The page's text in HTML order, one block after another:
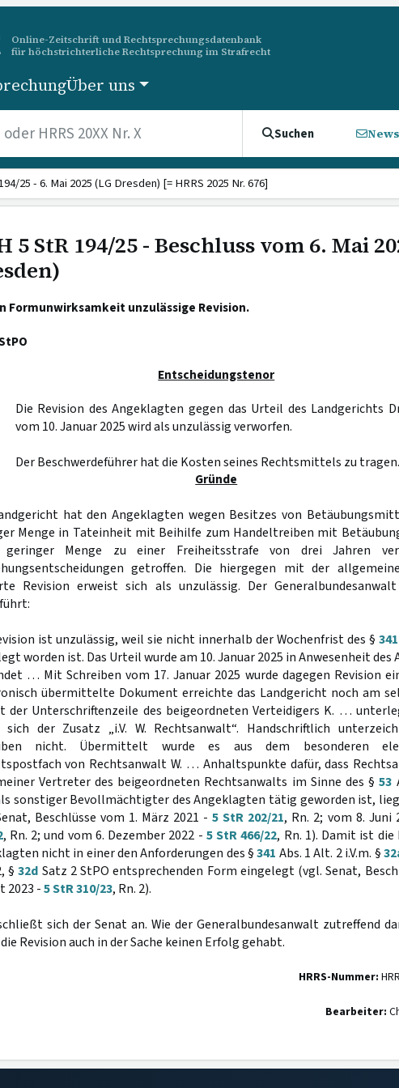
Online-Zeitschrift und Rechtsprechungsdatenbank
für höchstrichterliche Rechtsprechung im Strafrecht
Über uns
Suchen
25 - 6. Mai 2025 (LG Dresden) [= HRRS 2025 Nr. 676]
5 StR 194/25 - Beschluss vom 6. Mai
Formunwirksamkeit unzulässige Revision.
Entscheidungstenor
Die Revision des Angeklagten gegen das Urteil des Landgerichts
vom 10. Januar 2025 wird als unzulässig verworfen.
Der Beschwerdeführer hat die Kosten seines Rechtsmittels zu tragen.
Gründe
hat den Angeklagten wegen Besitzes von
Menge in Tateinheit mit Beihilfe zum Handeltreiben mit
Menge zu einer Freiheitsstrafe von drei Jahren
getroffen. Die hiergegen mit der
Revision erweist sich als unzulässig. Der
ist unzulässig, weil sie nicht innerhalb der Wochenfrist des § 341
worden ist. Das Urteil wurde am 10. Januar 2025 in Anwesenheit des
… Mit Schreiben vom 17. Januar 2025 wurde dagegen Revision
übermittelte Dokument erreichte das Landgericht noch am
der Unterschriftenzeile des beigeordneten Verteidigers K. …
sich der Zusatz „i.V. W. Rechtsanwalt“. Handschriftlich
nicht. Übermittelt wurde es aus dem besonderen
von Rechtsanwalt W. … Anhaltspunkte dafür, dass
Vertreter des beigeordneten Rechtsanwalts im Sinne des §53
sonstiger Bevollmächtigter des Angeklagten tätig geworden ist,
Beschlüsse vom 1. März 2021 -5 StR 202/21, Rn. 2; vom 8. Juni
, Rn. 2; und vom 6. Dezember 2022 - 5 StR 466/22, Rn. 1). Damit ist die
nicht in einer den Anforderungen des §341 Abs. 1 Alt. 2 i.V.m. §
§32d Satz 2 StPO entsprechenden Form eingelegt (vgl. Senat,
2023 -5 StR 310/23, Rn. 2).
sich der Senat an. Wie der Generalbundesanwalt zutreffend
Revision auch in der Sache keinen Erfolg gehabt.
HRRS-Nummer:
Bearbeiter: